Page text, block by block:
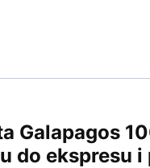
Galapagos
do ekspresu i